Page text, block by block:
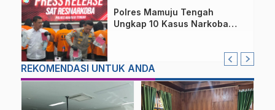
Polres Mamuju Tengah
Ungkap 10 Kasus Narkoba
REKOMENDASI UNTUK ANDA